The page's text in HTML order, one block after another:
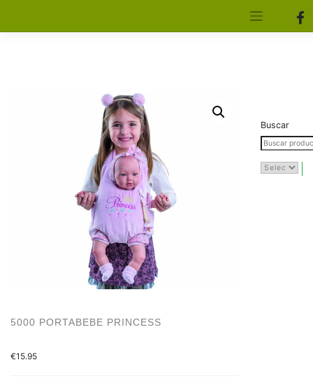
5000 PORTABEBE PRINCESS
€15.95
Buscar